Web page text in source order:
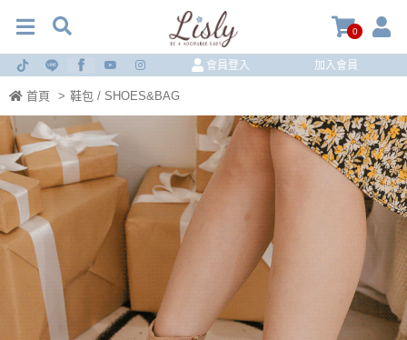
0
會員登入 加入會員
首頁 > 鞋包 / SHOES&BAG